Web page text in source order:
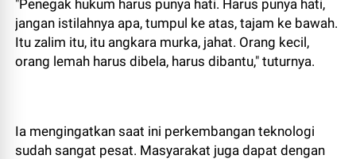
"Penegak hukum harus punya hati. Harus punya hati,
jangan istilahnya apa, tumpul ke atas, tajam ke bawah.
Itu zalim itu, itu angkara murka, jahat. Orang kecil,
orang lemah harus dibela, harus dibantu," tuturnya.
Ia mengingatkan saat ini perkembangan teknologi
sudah sangat pesat. Masyarakat juga dapat dengan